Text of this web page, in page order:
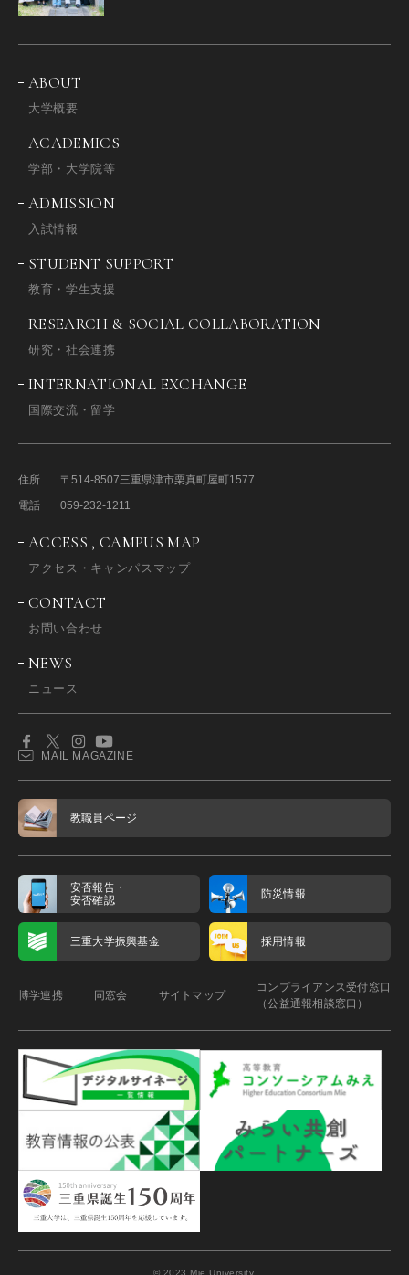
ABOUT
大学概要
ACADEMICS
学部・大学院等
ADMISSION
入試情報
STUDENT SUPPORT
教育・学生支援
RESEARCH & SOCIAL COLLABORATION
研究・社会連携
INTERNATIONAL EXCHANGE
国際交流・留学
住所 〒514-8507三重県津市栗真町屋町1577
電話
059-232-1211
ACCESS , CAMPUS MAP
アクセス・キャンパスマップ
CONTACT
お問い合わせ
NEWS
ニュース
MAIL MAGAZINE
教職員ページ
安否報告・
安否確認
防災情報
三重大学振興基金 採用情報
博学連携 同窓会 サイトマップ
コンプライアンス受付窓口
（公益通報相談窓口）
© 2023 Mie University.